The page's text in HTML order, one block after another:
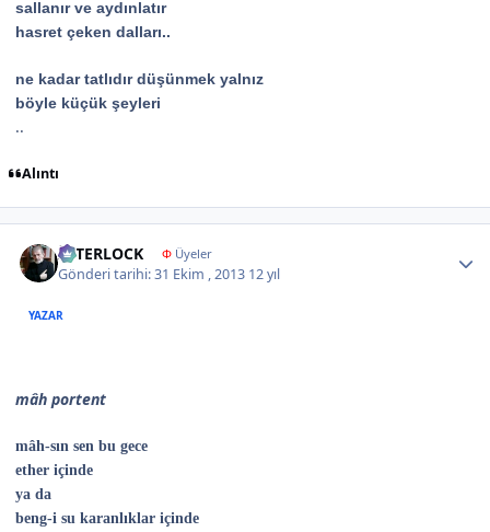
sallanır ve aydınlatır
hasret çeken dalları..
ne kadar tatlıdır düşünmek yalnız
böyle küçük şeyleri
..
Alıntı
İNTERLOCK ΦÜyeler
Gönderi tarihi:31 Ekim , 2013 12 yıl
YAZAR
mâh portent
mâh-sın sen bu gece
ether içinde
ya da
beng-i su karanlıklar içinde